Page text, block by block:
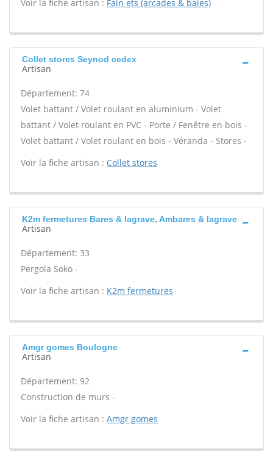
Voir la fiche artisan : Fain ets (arcades & baies)
Collet stores Seynod cedex
Artisan
Département: 74
Volet battant / Volet roulant en aluminium - Volet
battant / Volet roulant en PVC - Porte / Fenêtre en bois -
Volet battant / Volet roulant en bois - Véranda - Stores -
Voir la fiche artisan : Collet stores
K2m fermetures Bares & lagrave, Ambares & lagrave
Artisan
Département: 33
Pergola Soko -
Voir la fiche artisan : K2m fermetures
Amgr gomes Boulogne
Artisan
Département: 92
Construction de murs -
Voir la fiche artisan : Amgr gomes